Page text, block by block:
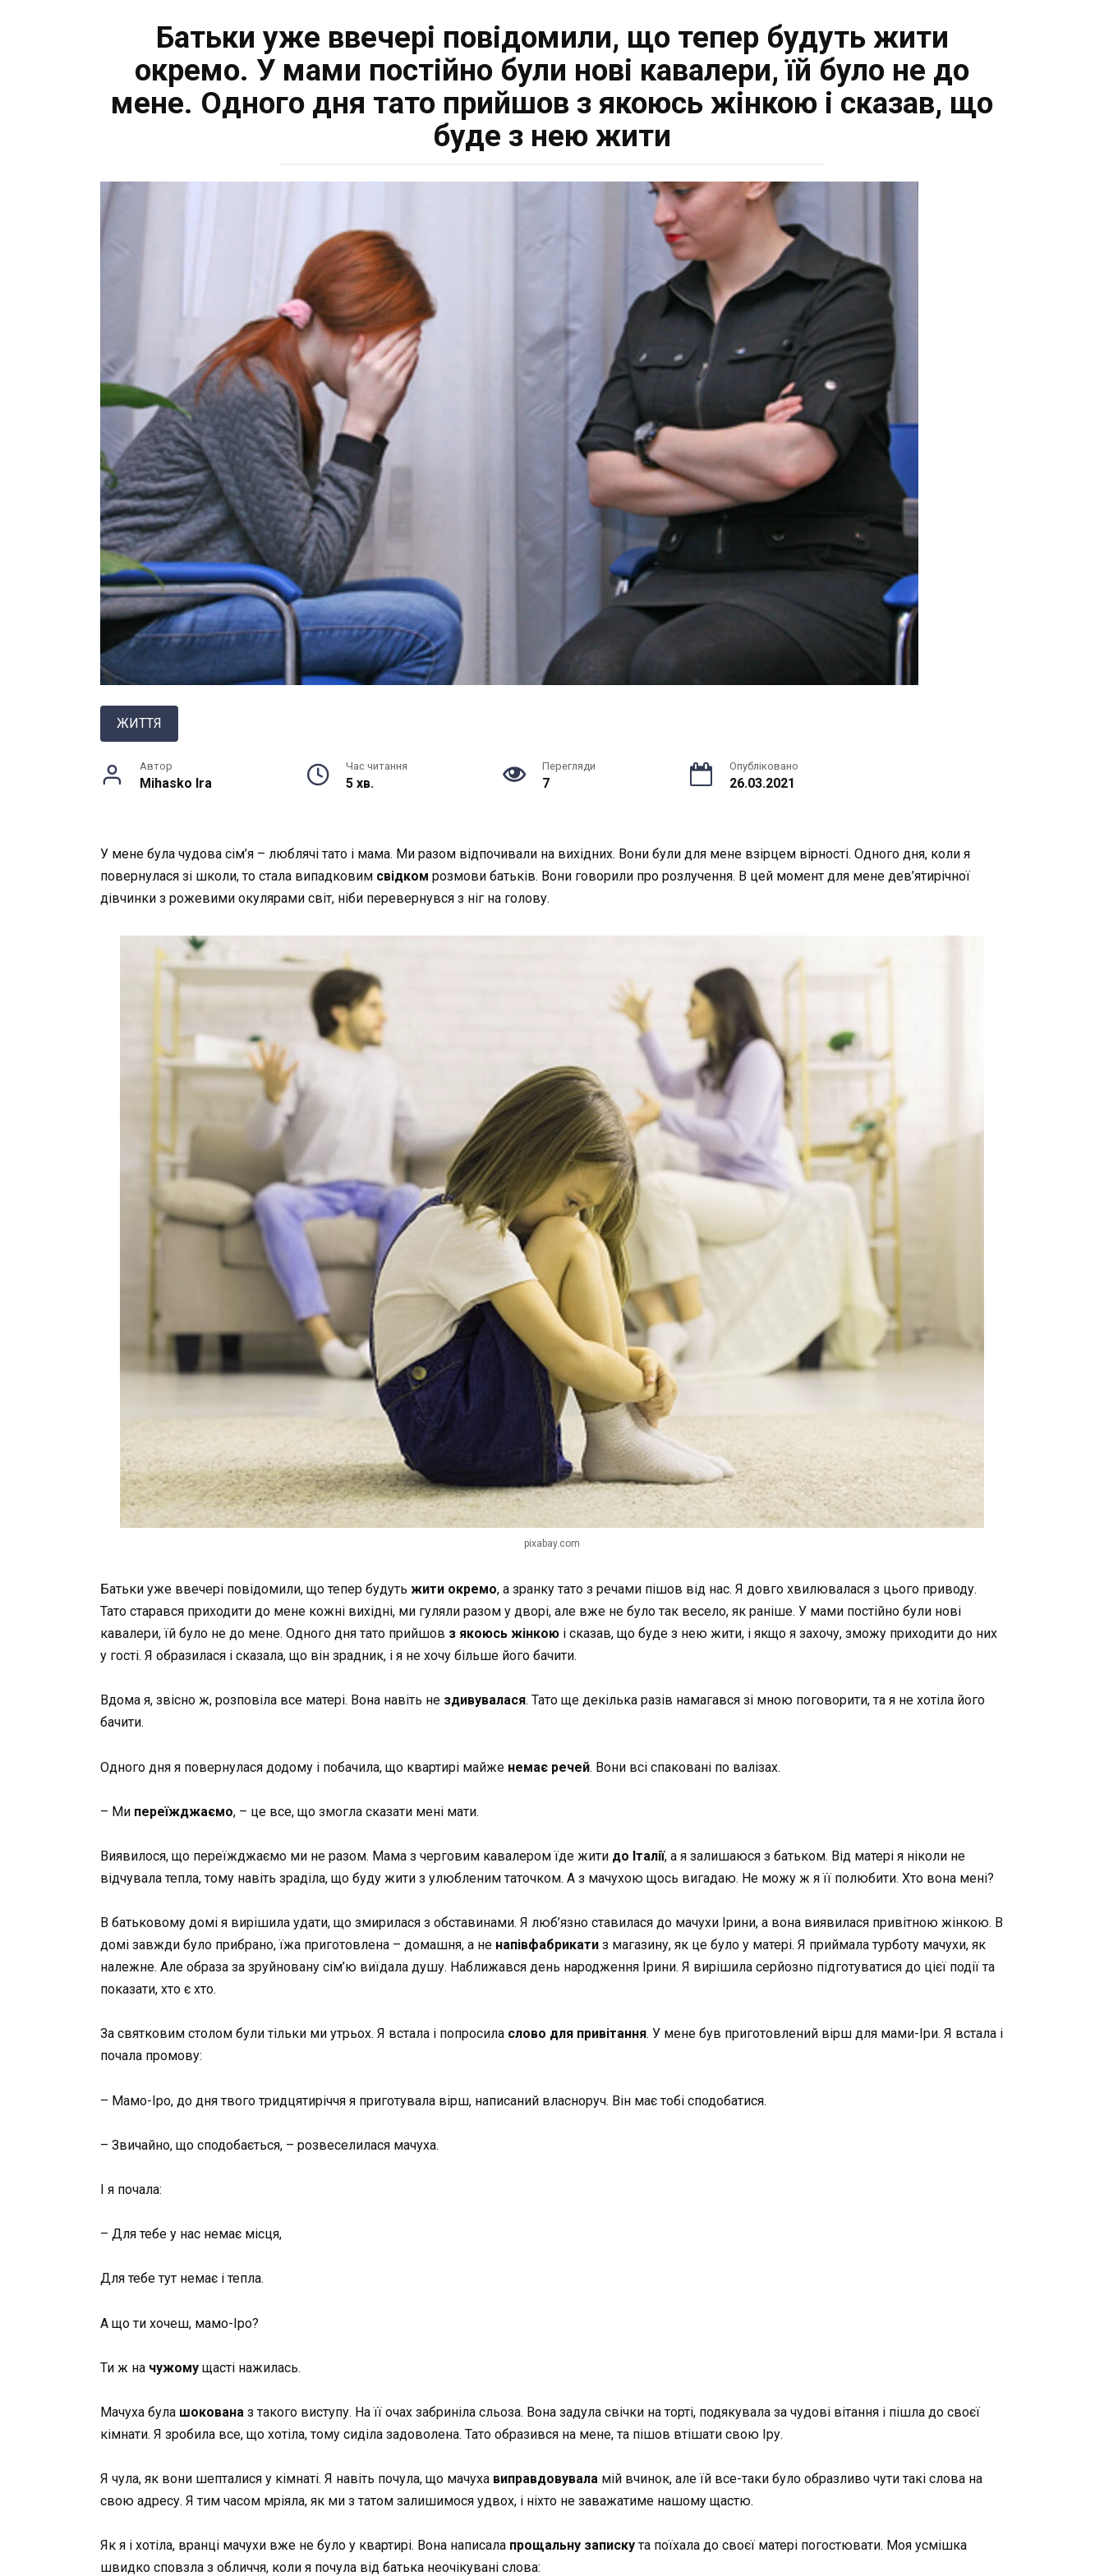
Батьки уже ввечері повідомили, що тепер будуть жити
окремо. У мами постійно були нові кавалери, їй було не до
мене. Одного дня тато прийшов з якоюсь жінкою і сказав, що
буде з нею жити
ЖИТТЯ
Автор
Mihasko Ira
Час читання
5 хв.
Перегляди
7
Опубліковано
26.03.2021
У мене була чудова сім’я – люблячі тато і мама. Ми разом відпочивали на вихідних. Вони були для мене взірцем вірності. Одного дня, коли я
повернулася зі школи, то стала випадковим свідком розмови батьків. Вони говорили про розлучення. В цей момент для мене дев’ятирічної
дівчинки з рожевими окулярами світ, ніби перевернувся з ніг на голову.
pixabay.com
Батьки уже ввечері повідомили, що тепер будуть жити окремо, а зранку тато з речами пішов від нас. Я довго хвилювалася з цього приводу.
Тато старався приходити до мене кожні вихідні, ми гуляли разом у дворі, але вже не було так весело, як раніше. У мами постійно були нові
кавалери, їй було не до мене. Одного дня тато прийшов з якоюсь жінкою і сказав, що буде з нею жити, і якщо я захочу, зможу приходити до них
у гості. Я образилася і сказала, що він зрадник, і я не хочу більше його бачити.
Вдома я, звісно ж, розповіла все матері. Вона навіть не здивувалася. Тато ще декілька разів намагався зі мною поговорити, та я не хотіла його
бачити.
Одного дня я повернулася додому і побачила, що квартирі майже немає речей. Вони всі спаковані по валізах.
– Ми переїжджаємо, – це все, що змогла сказати мені мати.
Виявилося, що переїжджаємо ми не разом. Мама з черговим кавалером їде жити до Італії, а я залишаюся з батьком. Від матері я ніколи не
відчувала тепла, тому навіть зраділа, що буду жити з улюбленим таточком. А з мачухою щось вигадаю. Не можу ж я її полюбити. Хто вона мені?
В батьковому домі я вирішила удати, що змирилася з обставинами. Я люб’язно ставилася до мачухи Ірини, а вона виявилася привітною жінкою. В
домі завжди було прибрано, їжа приготовлена – домашня, а не напівфабрикати з магазину, як це було у матері. Я приймала турботу мачухи, як
належне. Але образа за зруйновану сім’ю виїдала душу. Наближався день народження Ірини. Я вирішила серйозно підготуватися до цієї події та
показати, хто є хто.
За святковим столом були тільки ми утрьох. Я встала і попросила слово для привітання. У мене був приготовлений вірш для мами-Іри. Я встала і
почала промову:
– Мамо-Іро, до дня твого тридцятиріччя я приготувала вірш, написаний власноруч. Він має тобі сподобатися.
– Звичайно, що сподобається, – розвеселилася мачуха.
І я почала:
– Для тебе у нас немає місця,
Для тебе тут немає і тепла.
А що ти хочеш, мамо-Іро?
Ти ж на чужому щасті нажилась.
Мачуха була шокована з такого виступу. На її очах забриніла сльоза. Вона задула свічки на торті, подякувала за чудові вітання і пішла до своєї
кімнати. Я зробила все, що хотіла, тому сиділа задоволена. Тато образився на мене, та пішов втішати свою Іру.
Я чула, як вони шепталися у кімнаті. Я навіть почула, що мачуха виправдовувала мій вчинок, але їй все-таки було образливо чути такі слова на
свою адресу. Я тим часом мріяла, як ми з татом залишимося удвох, і ніхто не заважатиме нашому щастю.
Як я і хотіла, вранці мачухи вже не було у квартирі. Вона написала прощальну записку та поїхала до своєї матері погостювати. Моя усмішка
швидко сповзла з обличчя, коли я почула від батька неочікувані слова: